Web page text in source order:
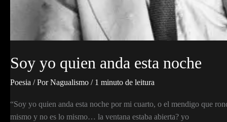
Soy yo quien anda esta noche
Poesia / PorNagualismo / 1 minuto de leitura
“Soy yo quien anda esta noche por mi cuarto, o el mendigo que
mismo y no es lo mismo… la ventana estaba abierta? yo